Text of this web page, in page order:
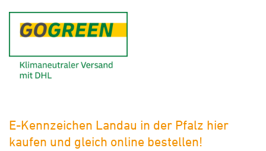
E-Kennzeichen Landau in der Pfalz hier
kaufen und gleich online bestellen!